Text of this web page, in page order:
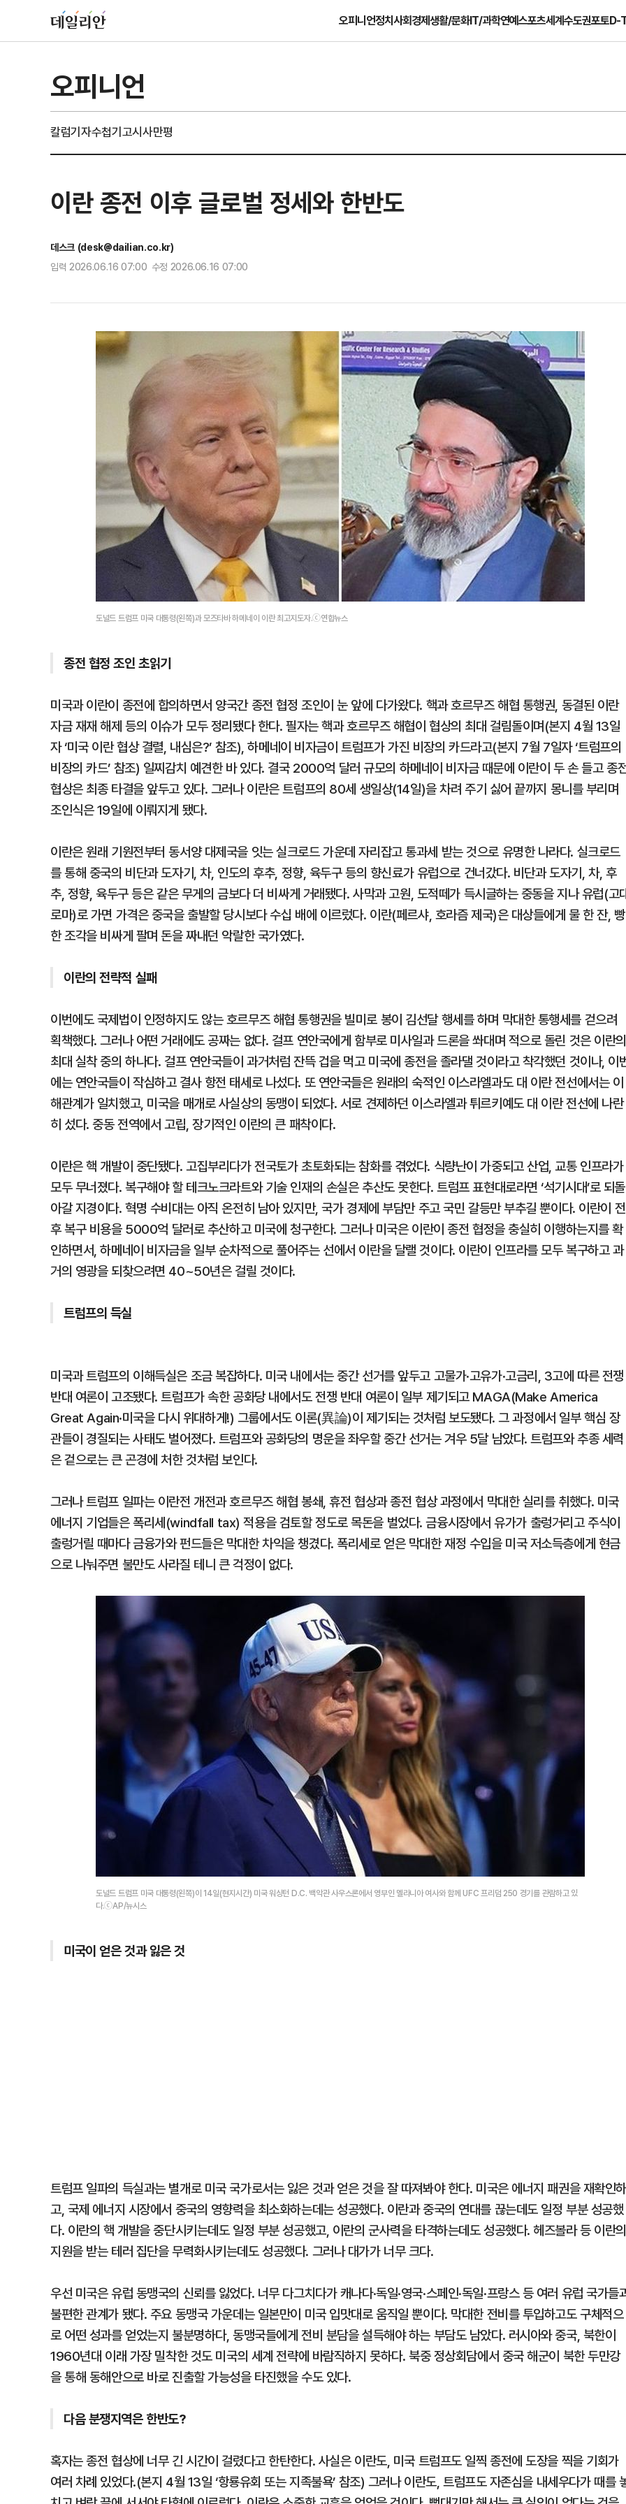
오피니언정치사회경제생활/문화IT/과학연예스포츠세계수도권포토D-
오피니언
칼럼기자수첩기고시사만평
이란 종전 이후 글로벌 정세와 한반도
데스크 (desk@dailian.co.kr)
입력 2026.06.16 07:00 수정 2026.06.16 07:00
도널드 트럼프 미국 대통령(왼쪽)과 모즈타바 하메네이 이란 최고지도자.ⓒ연합뉴스
종전 협정 조인 초읽기
미국과 이란이 종전에 합의하면서 양국간 종전 협정 조인이 눈 앞에 다가왔다. 핵과 호르무즈 해협 통행권, 동결된 이란
자금 재재 해제 등의 이슈가 모두 정리됐다 한다. 필자는 핵과 호르무즈 해협이 협상의 최대 걸림돌이며(본지 4월 13일
자 ‘미국 이란 협상 결렬, 내심은?’ 참조), 하메네이 비자금이 트럼프가 가진 비장의 카드라고(본지 7월 7일자 ‘트럼프의
비장의 카드’ 참조) 일찌감치 예견한 바 있다. 결국 2000억 달러 규모의 하메네이 비자금 때문에 이란이 두 손 들고 종
협상은 최종 타결을 앞두고 있다. 그러나 이란은 트럼프의 80세 생일상(14일)을 차려 주기 싫어 끝까지 몽니를 부리며
조인식은 19일에 이뤄지게 됐다.
이란은 원래 기원전부터 동서양 대제국을 잇는 실크로드 가운데 자리잡고 통과세 받는 것으로 유명한 나라다. 실크로드
를 통해 중국의 비단과 도자기, 차, 인도의 후추, 정향, 육두구 등의 향신료가 유럽으로 건너갔다. 비단과 도자기, 차, 후
추, 정향, 육두구 등은 같은 무게의 금보다 더 비싸게 거래됐다. 사막과 고원, 도적떼가 득시글하는 중동을 지나 유럽(고
로마)로 가면 가격은 중국을 출발할 당시보다 수십 배에 이르렀다. 이란(페르샤, 호라즘 제국)은 대상들에게 물 한 잔, 빵
한 조각을 비싸게 팔며 돈을 짜내던 악랄한 국가였다.
이란의 전략적 실패
이번에도 국제법이 인정하지도 않는 호르무즈 해협 통행권을 빌미로 봉이 김선달 행세를 하며 막대한 통행세를 걷으려
획책했다. 그러나 어떤 거래에도 공짜는 없다. 걸프 연안국에게 함부로 미사일과 드론을 쏴대며 적으로 돌린 것은 이란
최대 실착 중의 하나다. 걸프 연안국들이 과거처럼 잔뜩 겁을 먹고 미국에 종전을 졸라댈 것이라고 착각했던 것이나, 이
에는 연안국들이 작심하고 결사 항전 태세로 나섰다. 또 연안국들은 원래의 숙적인 이스라엘과도 대 이란 전선에서는 이
해관계가 일치했고, 미국을 매개로 사실상의 동맹이 되었다. 서로 견제하던 이스라엘과 튀르키예도 대 이란 전선에 나란
히 섰다. 중동 전역에서 고립, 장기적인 이란의 큰 패착이다.
이란은 핵 개발이 중단됐다. 고집부리다가 전국토가 초토화되는 참화를 겪었다. 식량난이 가중되고 산업, 교통 인프라가
모두 무너졌다. 복구해야 할 테크노크라트와 기술 인재의 손실은 추산도 못한다. 트럼프 표현대로라면 ‘석기시대’로 되돌
아갈 지경이다. 혁명 수비대는 아직 온전히 남아 있지만, 국가 경제에 부담만 주고 국민 갈등만 부추길 뿐이다. 이란이 전
후 복구 비용을 5000억 달러로 추산하고 미국에 청구한다. 그러나 미국은 이란이 종전 협정을 충실히 이행하는지를 확
인하면서, 하메네이 비자금을 일부 순차적으로 풀어주는 선에서 이란을 달랠 것이다. 이란이 인프라를 모두 복구하고 과
거의 영광을 되찾으려면 40~50년은 걸릴 것이다.
트럼프의 득실
미국과 트럼프의 이해득실은 조금 복잡하다. 미국 내에서는 중간 선거를 앞두고 고물가·고유가·고금리, 3고에 따른 전쟁
반대 여론이 고조됐다. 트럼프가 속한 공화당 내에서도 전쟁 반대 여론이 일부 제기되고 MAGA(Make America
Great Again·미국을 다시 위대하게!) 그룹에서도 이론(異論)이 제기되는 것처럼 보도됐다. 그 과정에서 일부 핵심 장
관들이 경질되는 사태도 벌어졌다. 트럼프와 공화당의 명운을 좌우할 중간 선거는 겨우 5달 남았다. 트럼프와 추종 세력
은 겉으로는 큰 곤경에 처한 것처럼 보인다.
그러나 트럼프 일파는 이란전 개전과 호르무즈 해협 봉쇄, 휴전 협상과 종전 협상 과정에서 막대한 실리를 취했다. 미국
에너지 기업들은 폭리세(windfall tax) 적용을 검토할 정도로 목돈을 벌었다. 금융시장에서 유가가 출렁거리고 주식이
출렁거릴 때마다 금융가와 펀드들은 막대한 차익을 챙겼다. 폭리세로 얻은 막대한 재정 수입을 미국 저소득층에게 현금
으로 나눠주면 불만도 사라질 테니 큰 걱정이 없다.
도널드 트럼프 미국 대통령(왼쪽)이 14일(현지시간) 미국 워싱턴 D.C. 백악관 사우스론에서 영부인 멜라니아 여사와 함께 UFC 프리덤 250 경기를 관람하고 있
다.ⓒAP/뉴시스
미국이 얻은 것과 잃은 것
트럼프 일파의 득실과는 별개로 미국 국가로서는 잃은 것과 얻은 것을 잘 따져봐야 한다. 미국은 에너지 패권을 재확인
고, 국제 에너지 시장에서 중국의 영향력을 최소화하는데는 성공했다. 이란과 중국의 연대를 끊는데도 일정 부분 성공했
다. 이란의 핵 개발을 중단시키는데도 일정 부분 성공했고, 이란의 군사력을 타격하는데도 성공했다. 헤즈볼라 등 이란
지원을 받는 테러 집단을 무력화시키는데도 성공했다. 그러나 대가가 너무 크다.
우선 미국은 유럽 동맹국의 신뢰를 잃었다. 너무 다그치다가 캐나다·독일·영국·스페인·독일·프랑스 등 여러 유럽 국가들
불편한 관계가 됐다. 주요 동맹국 가운데는 일본만이 미국 입맛대로 움직일 뿐이다. 막대한 전비를 투입하고도 구체적으
로 어떤 성과를 얻었는지 불분명하다, 동맹국들에게 전비 분담을 설득해야 하는 부담도 남았다. 러시아와 중국, 북한이
1960년대 이래 가장 밀착한 것도 미국의 세계 전략에 바람직하지 못하다. 북중 정상회담에서 중국 해군이 북한 두만강
을 통해 동해안으로 바로 진출할 가능성을 타진했을 수도 있다.
다음 분쟁지역은 한반도?
혹자는 종전 협상에 너무 긴 시간이 걸렸다고 한탄한다. 사실은 이란도, 미국 트럼프도 일찍 종전에 도장을 찍을 기회가
여러 차례 있었다.(본지 4월 13일 ‘항룡유회 또는 지족불욕’ 참조) 그러나 이란도, 트럼프도 자존심을 내세우다가 때를